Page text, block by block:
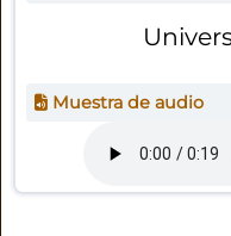
Muestra de audio